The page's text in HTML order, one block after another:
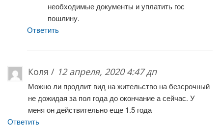
необходимые документы и уплатить гос
пошлину.
Ответить
Коля / 12 апреля, 2020 4:47 дп
Можно ли продлит вид на жительство на безсрочный
не дожидая за пол года до окончание а сейчас. У
меня он действительно еще 1.5 года
Ответить